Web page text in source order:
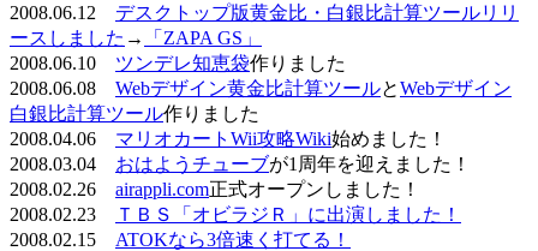
2008.06.12 デスクトップ版黄金比・白銀比計算ツールリリ
ースしました →
「ZAPA GS」
2008.06.10 ツンデレ知恵袋作りました
2008.06.08 Webデザイン黄金比計算ツールとWebデザイン
白銀比計算ツール作りました
2008.04.06 マリオカートWii攻略Wiki始めました！
2008.03.04 おはようチューブが1周年を迎えました！
2008.02.26 airappli.com正式オープンしました！
2008.02.23
ＴＢＳ「オビラジＲ」に出演しました！
2008.02.15 ATOKなら3倍速く打てる！